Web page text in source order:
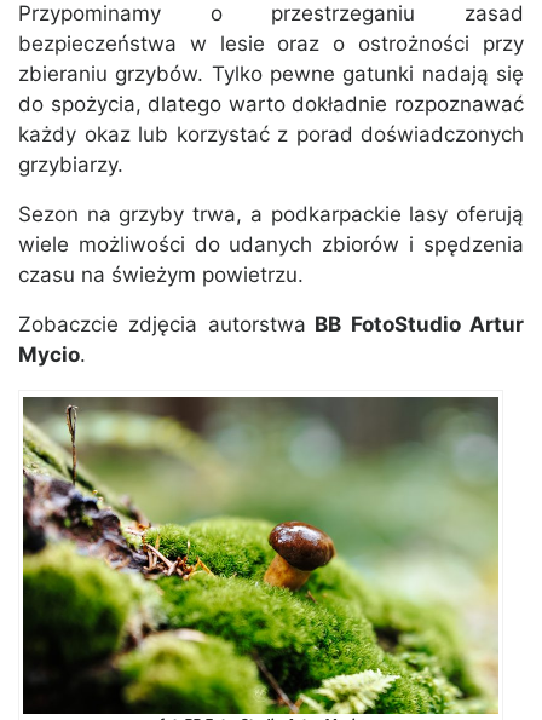
Przypominamy o przestrzeganiu zasad
bezpieczeństwa w lesie oraz o ostrożności przy
zbieraniu grzybów. Tylko pewne gatunki nadają się
do spożycia, dlatego warto dokładnie rozpoznawać
każdy okaz lub korzystać z porad doświadczonych
grzybiarzy.
Sezon na grzyby trwa, a podkarpackie lasy oferują
wiele możliwości do udanych zbiorów i spędzenia
czasu na świeżym powietrzu.
Zobaczcie zdjęcia autorstwa BB FotoStudio Artur
Mycio.